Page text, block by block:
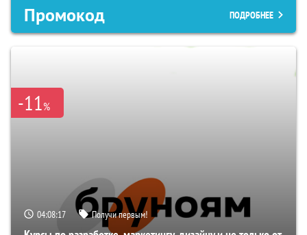
Промокод ПОДРОБНЕЕ
-11%
04:08:16 Получи первым!